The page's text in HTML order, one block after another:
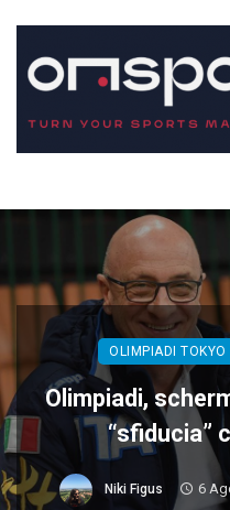
OLIMPIADI
Olimpiadi,
“sfiducia”
Niki Figus 6